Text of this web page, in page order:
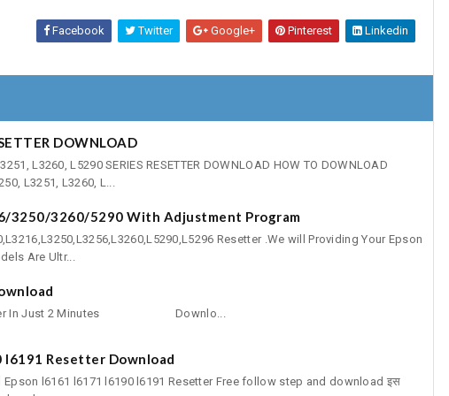
Facebook Twitter Google+ Pinterest Linkedin
DOWNLOAD
L3260, L5290 SERIES RESETTER DOWNLOAD HOW TO DOWNLOAD
L3251, L3260, L...
3250/3260/5290 With Adjustment Program
Resetter .We will Providing Your Epson
Are Ultr...
In Just 2 Minutes Downlo...
l6191 Resetter Download
l6161 l6171 l6190 l6191 Resetter Free follow step and download इस